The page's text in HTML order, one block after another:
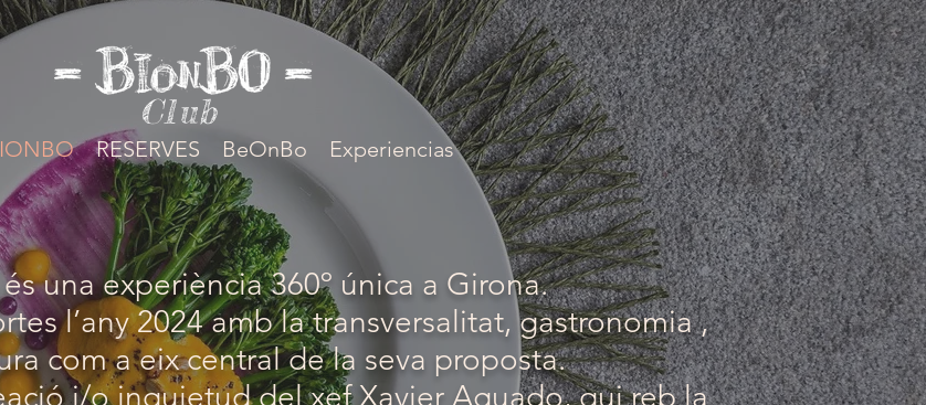
Club
RESERVES BeOnBo Experiencias
una experiència 360º única a Girona.
l’any 2024 amb la transversalitat, gastronomia ,
com a eix central de la seva proposta.
i/o inquietud del xef Xavier Aguado, qui reb la